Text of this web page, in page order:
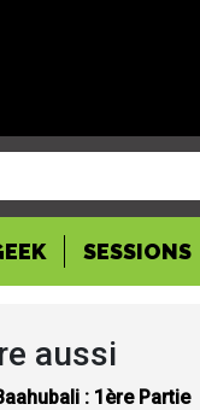
SESSIONS
aussi
: 1ère Partie